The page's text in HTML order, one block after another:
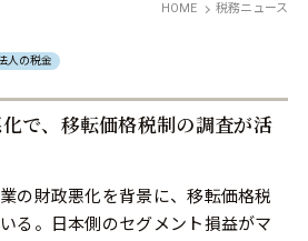
HOME 税務ニュース
人の税金
で、移転価格税制の調査が活
の財政悪化を背景に、移転価格税
る。日本側のセグメント損益がマ